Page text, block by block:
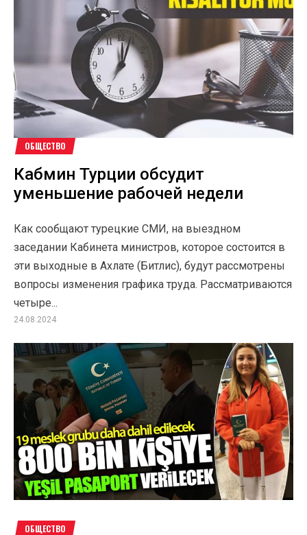
ОБЩЕСТВО
Кабмин Турции обсудит
уменьшение рабочей недели
Как сообщают турецкие СМИ, на выездном
заседании Кабинета министров, которое состоится в
эти выходные в Ахлате (Битлис), будут рассмотрены
вопросы изменения графика труда. Рассматриваются
четыре...
24.08.2024
ОБЩЕСТВО